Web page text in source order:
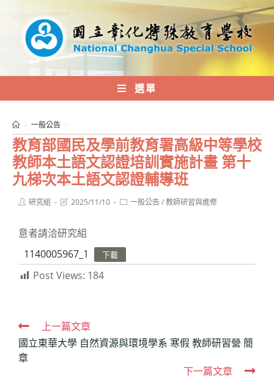
內
選單
教育部國民及學前教育署高級中等學校
教師本土語文認證培訓實施計畫 第十
九梯次本土語文認證輔導班
> 一般公告 >
Post研究組
Post2025/11/10
Post一般公告/教師研習與進修
意者請洽研究組
1140005967_1
下載
Post Views: 184
Read
more
articles
上一篇文章
國立東華大學 自然資源與環境學系 寒假 教師研習營 簡
章
下一篇文章